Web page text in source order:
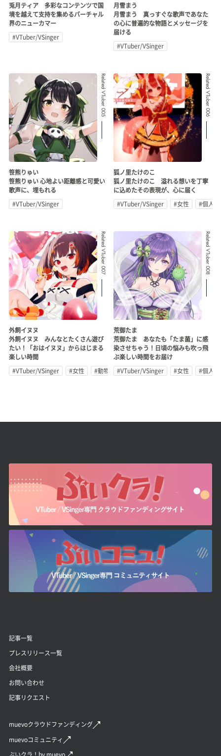
兎月ティア 多彩なコンテンツで国
境を越えて支持を集めるバーチャル
界のニューカマー
#VTuber/VSinger
月雪まう
月雪まう 真っすぐな歌声であなた
の心に普遍的な物語とメッセージを
届ける
#VTuber/VSinger
Related VTuber 005
笹熊りゅい
笹熊りゅい 心地よい距離感と可愛い
歌声に、埋もれる
#VTuber/VSinger
Related VTuber 006
狐ノ里たけのこ
狐ノ里たけのこ 溢れる想いを丁寧
に込めたその表現が、心に届く
#VTuber/VSinger
#女性 #個人勢
Related VTuber 007
外飼イヌヌ
外飼イヌヌ みんなとたくさん遊び
たい！「おはイヌヌ」からはじまる
楽しい時間
#VTuber/VSinger
#女性 #動物系
Related VTuber 008
荒御たま
荒御たま あなたも「たま菌」に感
染させちゃう！日頃の悩みも吹っ飛
ぶ楽しい時間をお届け
#VTuber/VSinger
#女性 #個人勢
記事一覧
プレスリリース一覧
会社概要
お問い合わせ
記事リクエスト
muevoクラウドファンディング
muevoコミュニティ